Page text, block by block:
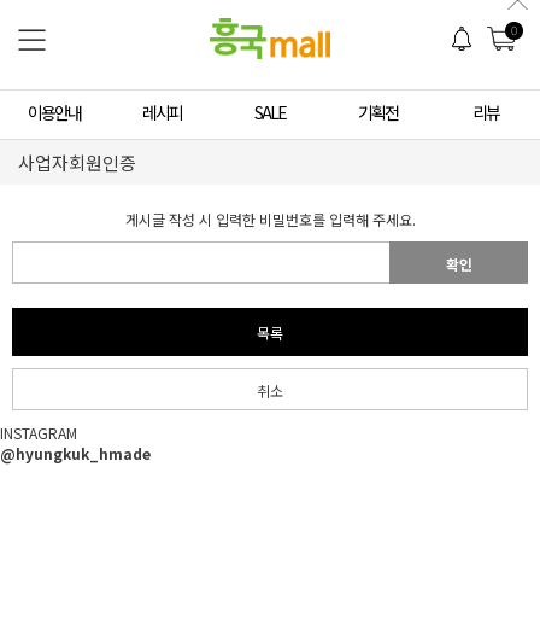
0
이용안내 레시피 SALE 기획전 리뷰
사업자회원인증
게시글 작성 시 입력한 비밀번호를 입력해 주세요.
확인
목록
취소
INSTAGRAM
@hyungkuk_hmade